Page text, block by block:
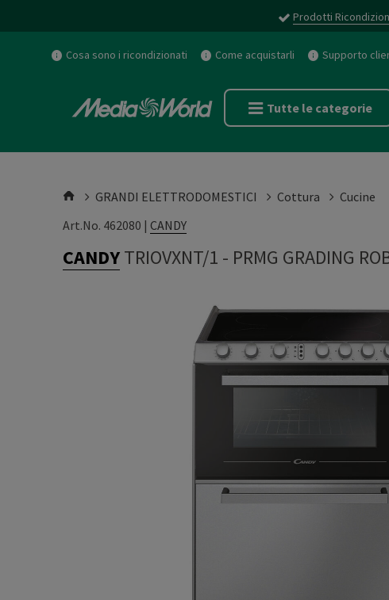
Prodotti
Cosa sono i ricondizionati Come acquistarli Supporto
Tutte le categorie
GRANDI ELETTRODOMESTICI Cottura
Cucine
Art.No. 462080 | CANDY
CANDYTRIOVXNT/1 - PRMG GRADING